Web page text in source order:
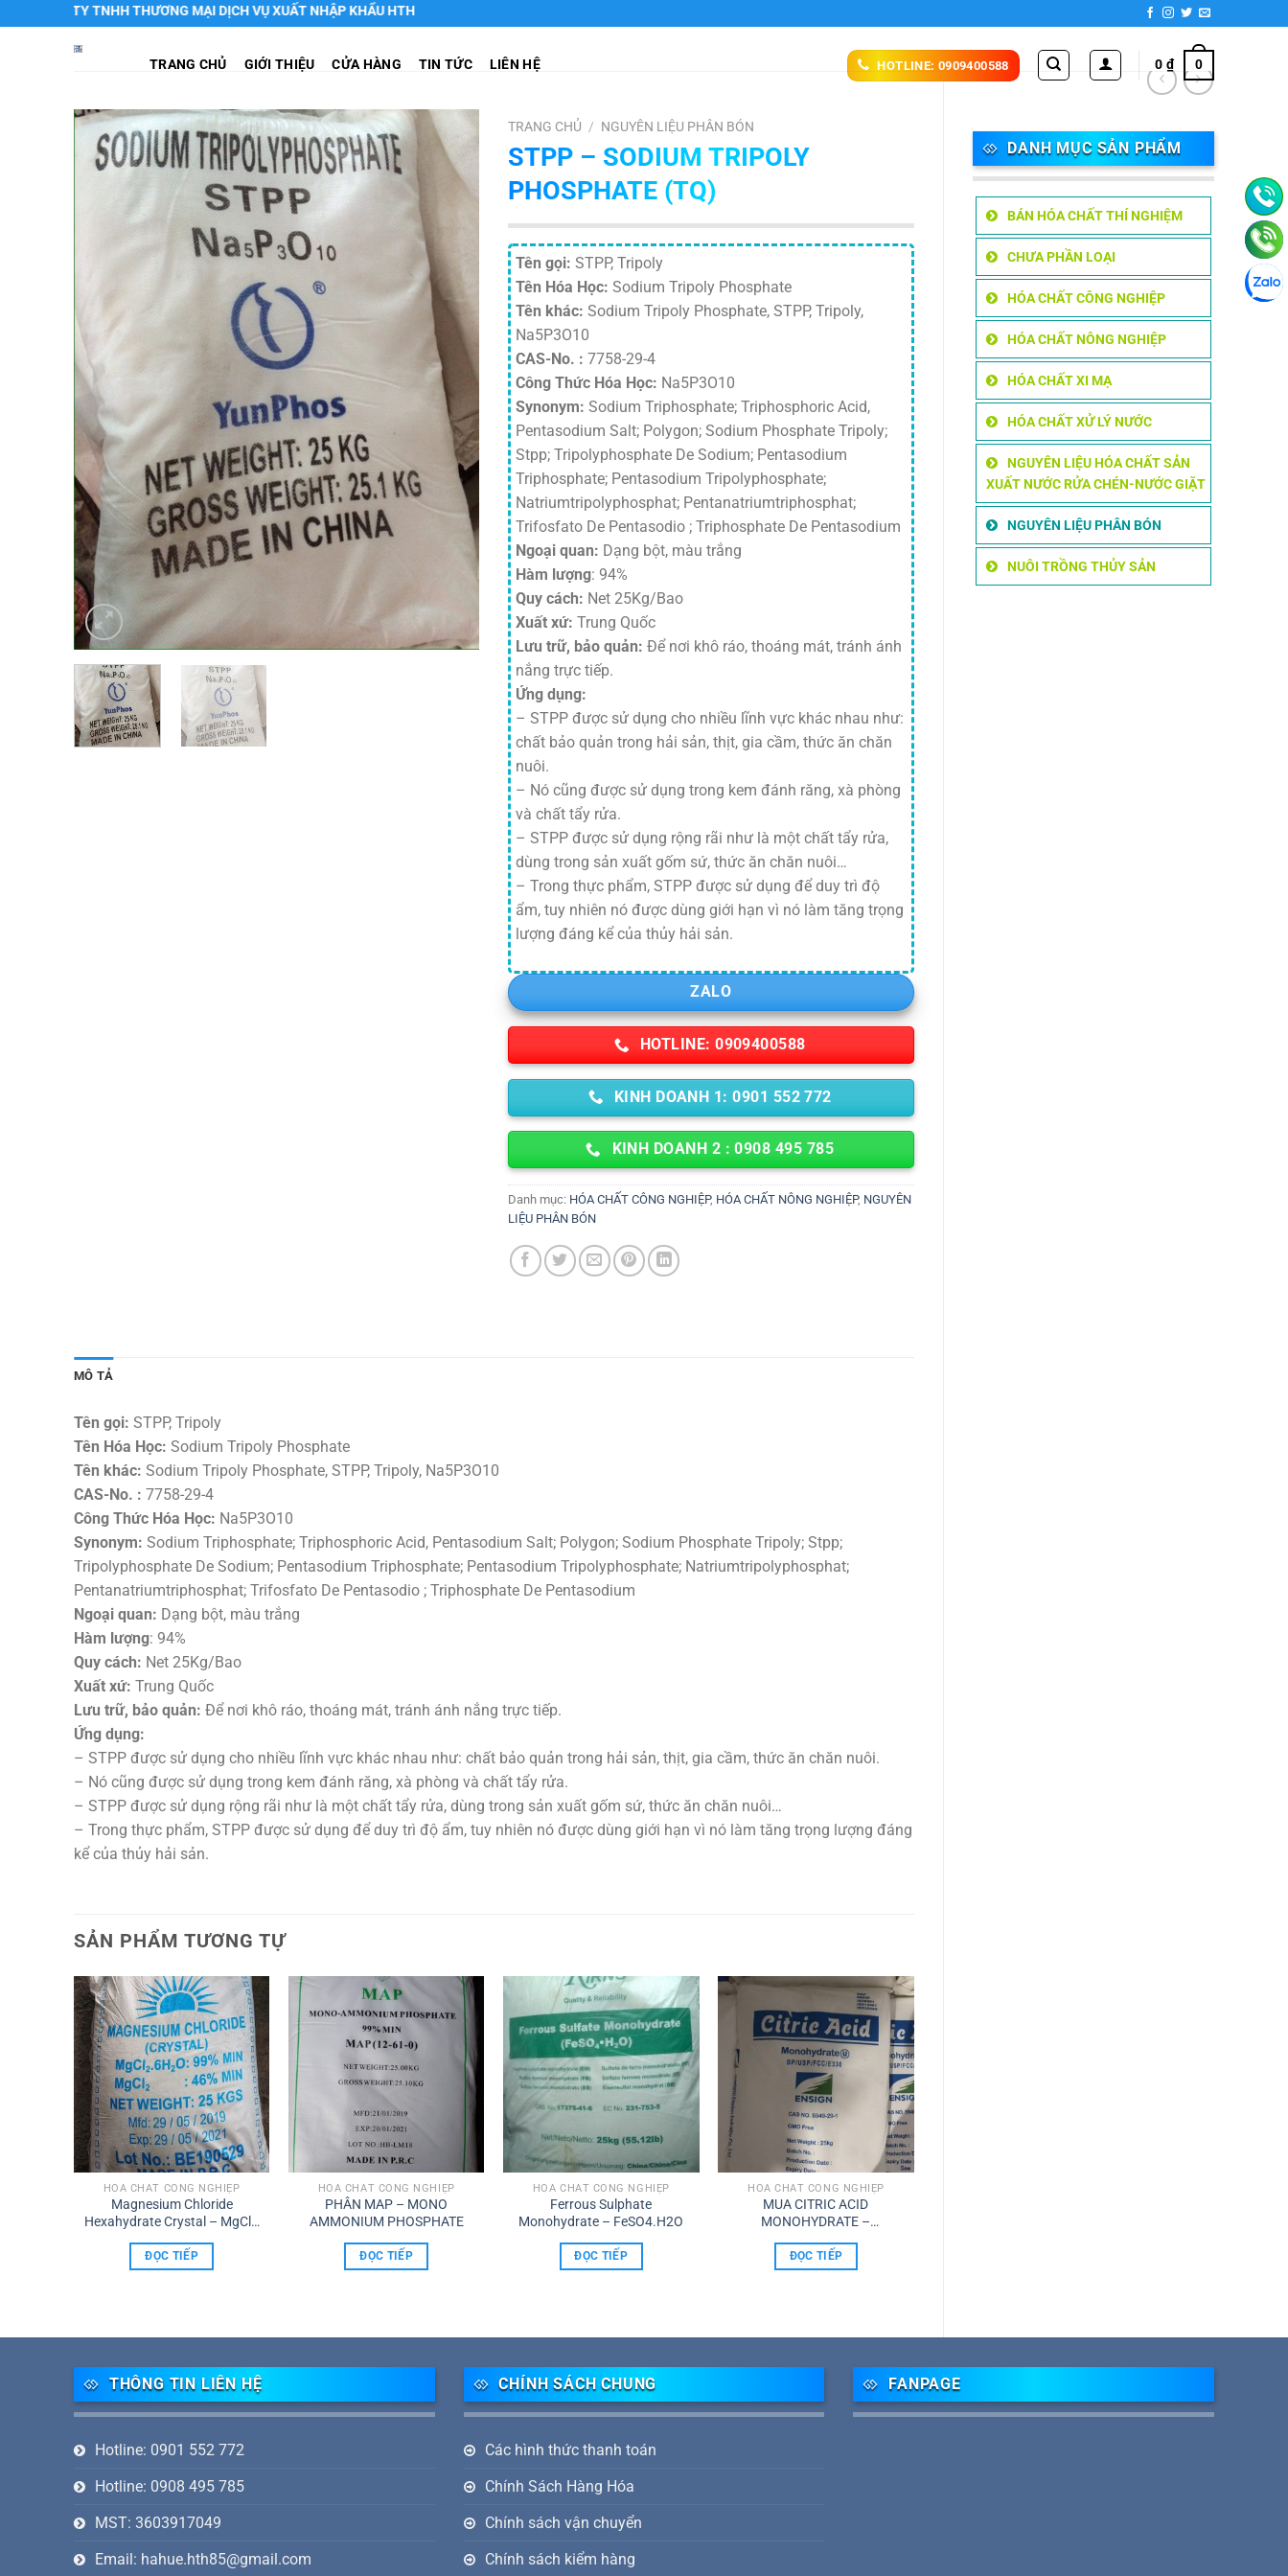
TY TNHH THƯƠNG MẠI DỊCH VỤ XUẤT NHẬP KHẨU HTH
TRANG CHỦ GIỚI THIỆU CỬA HÀNG TIN TỨC LIÊN HỆ HOTLINE: 0909400588 0₫ 0
DANH MỤC SẢN PHẨM
BÁN HÓA CHẤT THÍ NGHIỆM
CHƯA PHẦN LOẠI
HÓA CHẤT CÔNG NGHIỆP
HÓA CHẤT NÔNG NGHIỆP
HÓA CHẤT XI MẠ
HÓA CHẤT XỬ LÝ NƯỚC
NGUYÊN LIỆU HÓA CHẤT SẢN
XUẤT NƯỚC RỬA CHÉN-NƯỚC GIẶT
NGUYÊN LIỆU PHÂN BÓN
NUÔI TRỒNG THỦY SẢN
TRANG CHỦ / NGUYÊN LIỆU PHÂN BÓN
STPP – SODIUM TRIPOLY
PHOSPHATE (TQ)
Tên gọi: STPP, Tripoly
Tên Hóa Học: Sodium Tripoly Phosphate
Tên khác: Sodium Tripoly Phosphate, STPP, Tripoly,
Na5P3O10
CAS-No. :7758-29-4
Công Thức Hóa Học: Na5P3O10
Synonym:Sodium Triphosphate; Triphosphoric Acid,
Pentasodium Salt; Polygon; Sodium Phosphate Tripoly;
Stpp; Tripolyphosphate De Sodium; Pentasodium
Triphosphate; Pentasodium Tripolyphosphate;
Natriumtripolyphosphat; Pentanatriumtriphosphat;
Trifosfato De Pentasodio ; Triphosphate De Pentasodium
Ngoại quan: Dạng bột, màu trắng
Hàm lượng: 94%
Quy cách: Net 25Kg/Bao
Xuất xứ: Trung Quốc
Lưu trữ, bảo quản: Để nơi khô ráo, thoáng mát, tránh ánh
nắng trực tiếp.
Ứng dụng:
– STPP được sử dụng cho nhiều lĩnh vực khác nhau như:
chất bảo quản trong hải sản, thịt, gia cầm, thức ăn chăn
nuôi.
– Nó cũng được sử dụng trong kem đánh răng, xà phòng
và chất tẩy rửa.
– STPP được sử dụng rộng rãi như là một chất tẩy rửa,
dùng trong sản xuất gốm sứ, thức ăn chăn nuôi…
– Trong thực phẩm, STPP được sử dụng để duy trì độ
ẩm, tuy nhiên nó được dùng giới hạn vì nó làm tăng trọng
lượng đáng kể của thủy hải sản.
ZALO
HOTLINE: 0909400588
KINH DOANH 1: 0901 552 772
KINH DOANH 2 : 0908 495 785
Danh mục: HÓA CHẤT CÔNG NGHIỆP, HÓA CHẤT NÔNG NGHIỆP, NGUYÊN
LIỆU PHÂN BÓN
MÔ TẢ
Tên gọi: STPP, Tripoly
Tên Hóa Học: Sodium Tripoly Phosphate
Tên khác: Sodium Tripoly Phosphate, STPP, Tripoly, Na5P3O10
CAS-No. : 7758-29-4
Công Thức Hóa Học: Na5P3O10
Synonym: Sodium Triphosphate; Triphosphoric Acid, Pentasodium Salt; Polygon; Sodium Phosphate Tripoly; Stpp;
Tripolyphosphate De Sodium; Pentasodium Triphosphate; Pentasodium Tripolyphosphate; Natriumtripolyphosphat;
Pentanatriumtriphosphat; Trifosfato De Pentasodio ; Triphosphate De Pentasodium
Ngoại quan: Dạng bột, màu trắng
Hàm lượng: 94%
Quy cách: Net 25Kg/Bao
Xuất xứ: Trung Quốc
Lưu trữ, bảo quản: Để nơi khô ráo, thoáng mát, tránh ánh nắng trực tiếp.
Ứng dụng:
– STPP được sử dụng cho nhiều lĩnh vực khác nhau như: chất bảo quản trong hải sản, thịt, gia cầm, thức ăn chăn nuôi.
– Nó cũng được sử dụng trong kem đánh răng, xà phòng và chất tẩy rửa.
– STPP được sử dụng rộng rãi như là một chất tẩy rửa, dùng trong sản xuất gốm sứ, thức ăn chăn nuôi…
– Trong thực phẩm, STPP được sử dụng để duy trì độ ẩm, tuy nhiên nó được dùng giới hạn vì nó làm tăng trọng lượng đáng
kể của thủy hải sản.
SẢN PHẨM TƯƠNG TỰ
HÓA CHẤT CÔNG NGHIỆP
Magnesium Chloride
Hexahydrate Crystal – MgCl2
Dạng Tinh Thể
ĐỌC TIẾP
HÓA CHẤT CÔNG NGHIỆP
PHÂN MAP – MONO
AMMONIUM PHOSPHATE
ĐỌC TIẾP
HÓA CHẤT CÔNG NGHIỆP
Ferrous Sulphate
Monohydrate – FeSO4.H2O
ĐỌC TIẾP
HÓA CHẤT CÔNG NGHIỆP
MUA CITRIC ACID
MONOHYDRATE –
C6H8O7.H2O
ĐỌC TIẾP
THÔNG TIN LIÊN HỆ
Hotline: 0901 552 772
Hotline: 0908 495 785
MST: 3603917049
Email: hahue.hth85@gmail.com
CHÍNH SÁCH CHUNG
Các hình thức thanh toán
Chính Sách Hàng Hóa
Chính sách vận chuyển
Chính sách kiểm hàng
FANPAGE